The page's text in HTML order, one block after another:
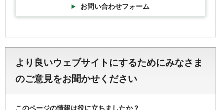
お問い合わせフォーム
より良いウェブサイトにするためにみなさま
のご意見をお聞かせください
このページの情報は役に立ちましたか？